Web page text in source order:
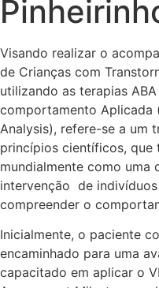
Visando realizar o
de Crianças com
utilizando as terapias
comportamento Aplicada
Analysis), refere-se a um
princípios científicos,
mundialmente como uma
intervenção de
compreender o
Inicialmente, o paciente
encaminhado para uma
capacitado em aplicar o